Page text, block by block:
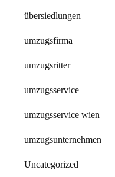
übersiedlungen
umzugsfirma
umzugsritter
umzugsservice
umzugsservice wien
umzugsunternehmen
Uncategorized